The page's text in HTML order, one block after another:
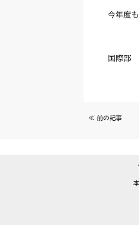
今年度
国際部
前
≪ 前の記事